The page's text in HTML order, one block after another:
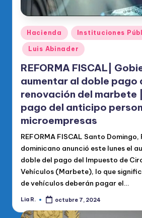
Publicado
en
Hacienda Instituciones
Luis Abinader
REFORMA FISCAL|
aumentar al doble pago
renovación del marbete
pago del anticipo
microempresas
REFORMA FISCAL Santo
dominicano anunció este lunes el
doble del pago del Impuesto de
Vehículos (Marbete), lo que
de vehículos deberán pagar el…
Publicado
Lia R. octubre 7, 2024